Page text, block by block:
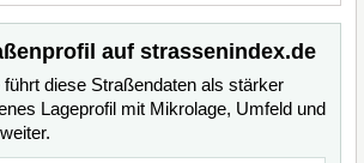
auf strassenindex.de
diese Straßendaten als stärker
Lageprofil mit Mikrolage, Umfeld und